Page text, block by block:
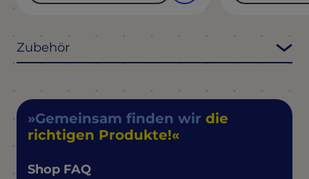
Zubehör
Gemeinsam finden wir die
richtigen Produkte!
Shop FAQ